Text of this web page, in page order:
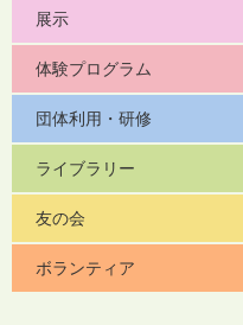
展示
体験プログラム
団体利用・研修
ライブラリー
友の会
ボランティア